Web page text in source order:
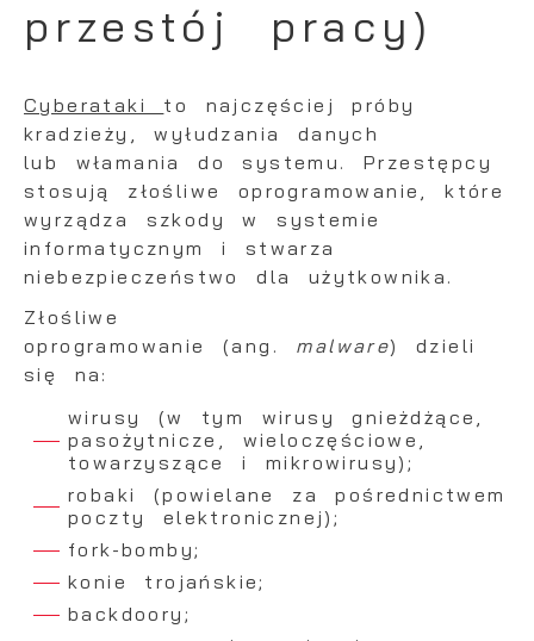
przestój pracy)
Cyberataki to najczęściej próby
kradzieży, wyłudzania danych
lub włamania do systemu. Przestępcy
stosują złośliwe oprogramowanie, które
wyrządza szkody w systemie
informatycznym i stwarza
niebezpieczeństwo dla użytkownika.
Złośliwe
oprogramowanie
(ang. malware) dzieli
się na:
wirusy (w tym wirusy gnieżdżące,
pasożytnicze, wieloczęściowe,
towarzyszące i mikrowirusy);
robaki (powielane za pośrednictwem
poczty elektronicznej);
fork-bomby;
konie trojańskie;
backdoory;